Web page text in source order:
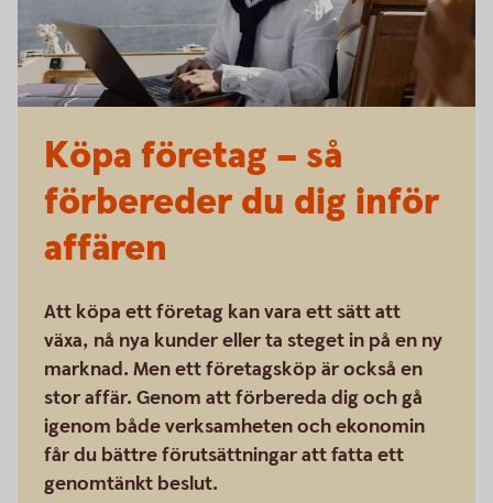
Köpa företag – så
förbereder du dig inför
affären
Att köpa ett företag kan vara ett sätt att
växa, nå nya kunder eller ta steget in på en ny
marknad. Men ett företagsköp är också en
stor affär. Genom att förbereda dig och gå
igenom både verksamheten och ekonomin
får du bättre förutsättningar att fatta ett
genomtänkt beslut.